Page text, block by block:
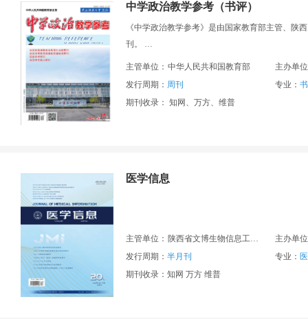
中学政治教学参考（书评）
《中学政治教学参考》是由国家教育部主管、陕
刊。
主管单位： 中华人民共和国教育部
主办单
发行周期： 周刊 专业：
期刊收录： 知网、万方、维普
医学信息
主管单位： 陕西省文博生物信息工程研究所
主办单
发行周期： 半月刊 专业：
期刊收录：知网 万方 维普